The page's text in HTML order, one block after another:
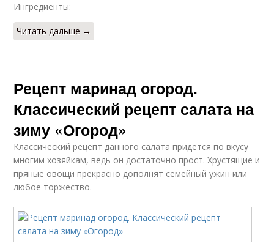
Ингредиенты:
Читать дальше →
Рецепт маринад огород.
Классический рецепт салата на
зиму «Огород»
Классический рецепт данного салата придется по вкусу
многим хозяйкам, ведь он достаточно прост. Хрустящие и
пряные овощи прекрасно дополнят семейный ужин или
любое торжество.